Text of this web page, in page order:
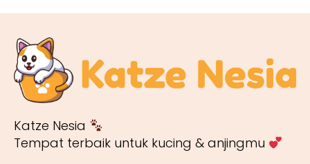
Katze Nesia
Tempat terbaik untuk kucing & anjingmu